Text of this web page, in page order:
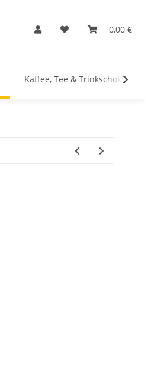
0,00 €
Kaffee, Tee & Trinkschokolade